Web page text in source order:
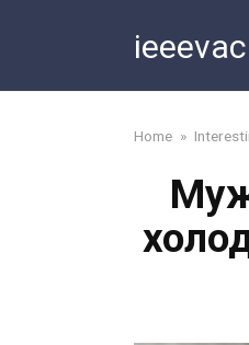
Home »